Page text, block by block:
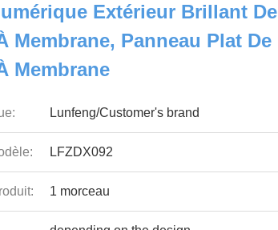
Extérieur Brillant De
Membrane, Panneau Plat De
Membrane
Lunfeng/Customer's brand
LFZDX092
1 morceau